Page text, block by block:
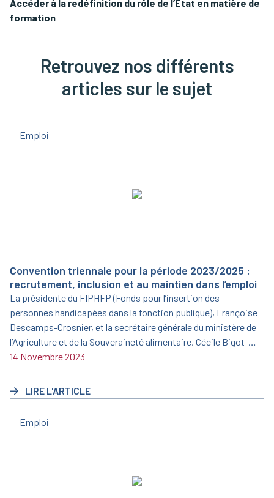
Accéder à la redéfinition du rôle de l’État en matière de
formation
Retrouvez nos différents
articles sur le sujet
Emploi
Convention triennale pour la période 2023/2025 :
recrutement, inclusion et au maintien dans l’emploi
La présidente du FIPHFP (Fonds pour l’insertion des
personnes handicapées dans la fonction publique), Françoise
Descamps-Crosnier, et la secrétaire générale du ministère de
l’Agriculture et de la Souveraineté alimentaire, Cécile Bigot-
Dekeyzer, ont signé le 19 juin 2023 une nouvelle convention
14 Novembre 2023
LIRE L'ARTICLE
Emploi